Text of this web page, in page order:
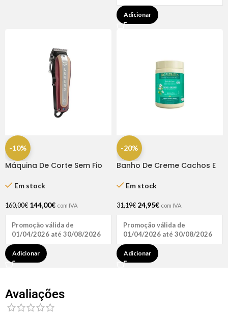
Adicionar
-10%
Máquina De Corte Sem Fio
Em stock
160,00€ 144,00€ com IVA
Promoção válida de
01/04/2026 até 30/08/2026
Adicionar
-20%
Banho De Creme Cachos E
Em stock
31,19€ 24,95€ com IVA
Promoção válida de
01/04/2026 até 30/08/2026
Adicionar
Avaliações